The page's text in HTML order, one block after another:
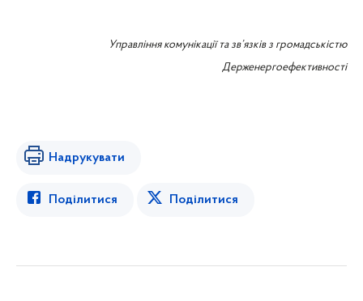
Управління комунікації та зв’язків з громадськістю
Держенергоефективності
Надрукувати
Поділитися Поділитися